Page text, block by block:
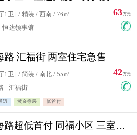
1卫 | / 精装 / 西南 / 76㎡
恒达领事馆
63 万元
路 汇福街 两室住宅急售
1卫 | / 简装 / 南北 / 55㎡
- 汇福街
透 黄金楼层 低首付
42 万元
福海路超低首付 同福小区 三室住宅急售